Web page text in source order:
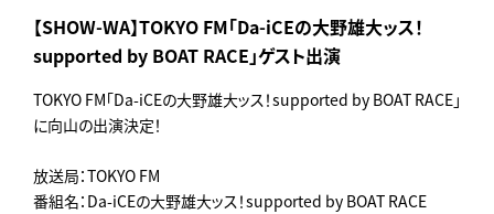
【SHOW-WA】TOKYO FM「Da-iCEの大野雄大ッス！
supported by BOAT RACE」ゲスト出演
TOKYO FM「Da-iCEの大野雄大ッス！supported by BOAT RACE」
に向山の出演決定！
放送局：TOKYO FM
番組名：Da-iCEの大野雄大ッス！supported by BOAT RACE